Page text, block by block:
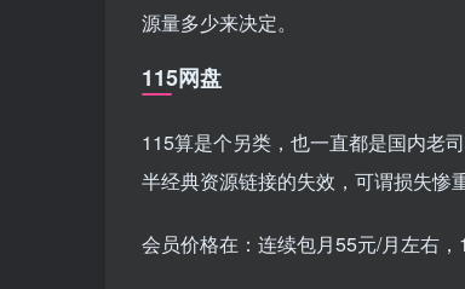
源量多少来决定。
115网盘
115算是个另类，也一直都是国内老
半经典资源链接的失效，可谓损失惨重
会员价格在：连续包月55元/月左右